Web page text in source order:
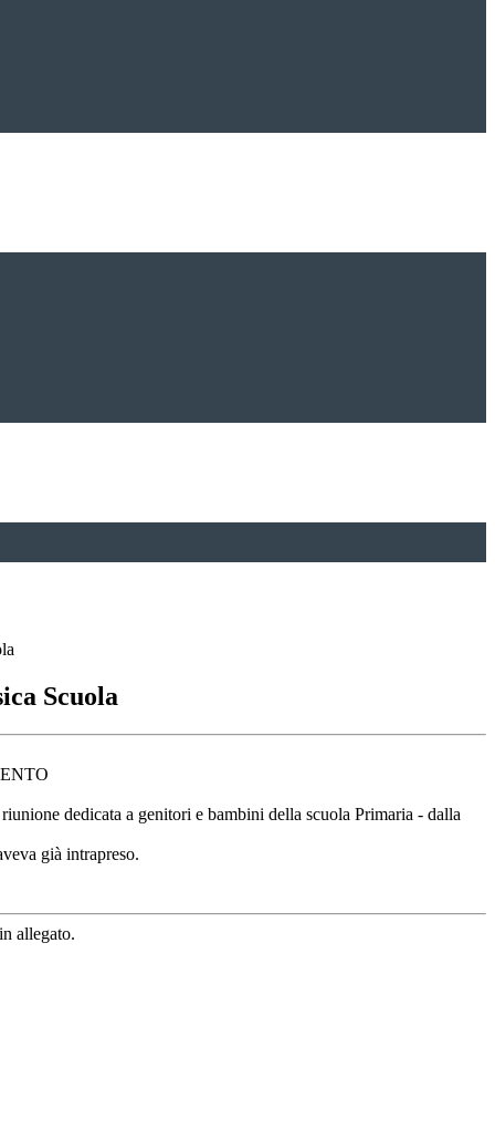
Scuola
dedicata a genitori e bambini della scuola Primaria - dalla
già intrapreso.
allegato.